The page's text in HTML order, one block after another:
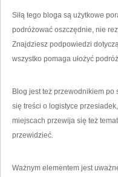
Siłą tego bloga są użytkowe
podróżować oszczędnie, nie
Znajdziesz podpowiedzi
wszystko pomaga ułożyć
Blog jest też przewodnikiem
się treści o logistyce
miejscach przewija się też
przewidzieć.
Ważnym elementem jest